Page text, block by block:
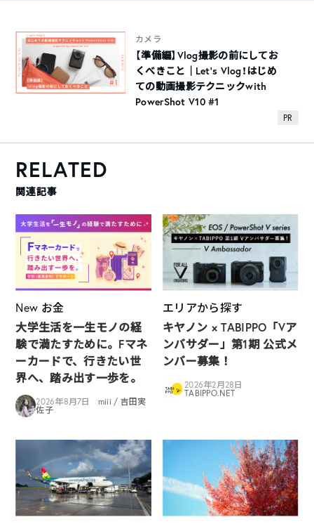
PR
カメラ
【準備編】Vlog撮影の前にしてお
くべきこと｜Let’s Vlog！はじめ
ての動画撮影テクニックwith
PowerShot V10 #1
RELATED
関連記事
New お金
大学生活を一生モノの経
験で満たすために。Fマネ
ーカードで、行きたい世
界へ、踏み出す一歩を。
2026年8月7日
miii / 吉田実
佐子
エリアから探す
キヤノン × TABIPPO「Vア
ンバサダー」第1期 公式メ
ンバー募集！
2026年2月28日
TABIPPO.NET